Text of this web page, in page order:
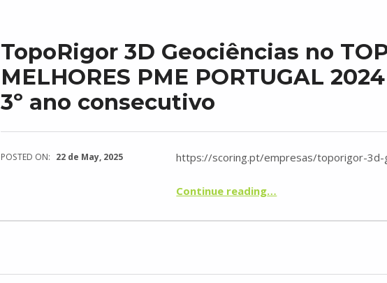
TopoRigor 3D Geociências no
MELHORES PME PORTUGAL
3º ano consecutivo
POSTED ON: 22 de May, 2025 https://scoring.pt/empresas/toporigor-3d-
Continue reading“TopoRigor 3D Geociências no TOP 5% MELHORES PME PORTUGAL 2024 pelo 3º ano consecutivo”
…